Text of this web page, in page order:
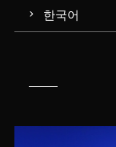
한국어